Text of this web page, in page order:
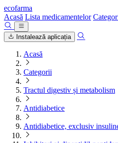
ecofarma
Acasă Lista medicamentelor
Instalează aplicația
Acasă
Categorii
Tractul digestiv și metabolism
Antidiabetice
Antidiabetice, exclusiv